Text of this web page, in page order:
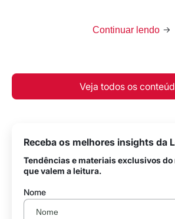
Continuar lendo
Veja todos os
Receba os melhores insights da
Tendências e materiais exclusivos
que valem a leitura.
Nome